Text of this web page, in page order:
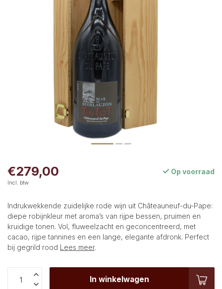
€279,00
Incl. btw
Op voorraad
Indrukwekkende zuidelijke rode wijn uit Châteauneuf-du-Pape:
diepe robijnkleur met aroma’s van rijpe bessen, pruimen en
kruidige tonen. Vol, fluweelzacht en geconcentreerd, met
cacao, rijpe tannines en een lange, elegante afdronk. Perfect
bij gegrild rood Lees meer.
In winkelwagen